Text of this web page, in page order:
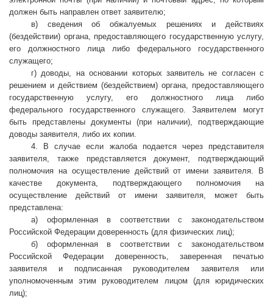
должен быть направлен ответ заявителю;
в) сведения об обжалуемых решениях и действиях
(бездействии) органа, предоставляющего государственную услугу,
его должностного лица либо федерального государственного
служащего;
г) доводы, на основании которых заявитель не согласен с
решением и действием (бездействием) органа, предоставляющего
государственную услугу, его должностного лица либо
федерального государственного служащего. Заявителем могут
быть представлены документы (при наличии), подтверждающие
доводы заявителя, либо их копии.
4. В случае если жалоба подается через представителя
заявителя, также представляется документ, подтверждающий
полномочия на осуществление действий от имени заявителя. В
качестве документа, подтверждающего полномочия на
осуществление действий от имени заявителя, может быть
представлена:
а) оформленная в соответствии с законодательством
Российской Федерации доверенность (для физических лиц);
б) оформленная в соответствии с законодательством
Российской Федерации доверенность, заверенная печатью
заявителя и подписанная руководителем заявителя или
уполномоченным этим руководителем лицом (для юридических
лиц);